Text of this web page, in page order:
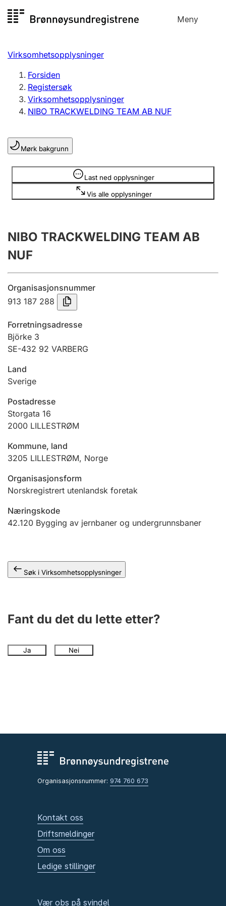
til
Meny
Registersøk
Aksjeselskap
Enkeltpersonforetak
Registrere, endre, slette
Lag og forening
Registrere, endre, slette
Årsregnskap
Innsending og forsinkelsesgebyr
Tinglysing
Jeger
Betaling og jegeravgiftskort
Ektepaktveileder
Offentlig sektor
Andre tema
Virksomhetsopplysninger
Forsiden
Registersøk
Virksomhetsopplysninger
NIBO TRACKWELDING TEAM AB NUF
Mørk bakgrunn
Last ned opplysninger
Vis alle opplysninger
Opplysninger er skjult
NIBO TRACKWELDING TEAM AB
NUF
Organisasjonsnummer
913 187 288
Forretningsadresse
Björke 3
SE-432 92 VARBERG
Land
Sverige
Postadresse
Storgata 16
2000 LILLESTRØM
Kommune, land
3205 LILLESTRØM, Norge
Organisasjonsform
Norskregistrert utenlandsk foretak
Næringskode
42.120 Bygging av jernbaner og undergrunnsbaner
Søk i Virksomhetsopplysninger
Fant du det du lette etter?
Ja Nei
Organisasjonsnummer: 974 760 673
Kontakt oss
Driftsmeldinger
Om oss
Ledige stillinger
Vær obs på svindel